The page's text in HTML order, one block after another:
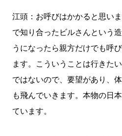
江頭：お呼びはかかると思い
で知り合ったビルさんという
うになったら親方だけでも呼
ます。こういうことは行きた
ではないので、要望があり、
も飛んでいきます。本物の日
ています。